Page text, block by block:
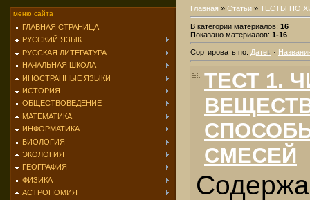
меню сайта
ГЛАВНАЯ СТРАНИЦА
РУССКИЙ ЯЗЫК
РУССКАЯ ЛИТЕРАТУРА
НАЧАЛЬНАЯ ШКОЛА
ИНОСТРАННЫЕ ЯЗЫКИ
ИСТОРИЯ
ОБЩЕСТВОВЕДЕНИЕ
МАТЕМАТИКА
ИНФОРМАТИКА
БИОЛОГИЯ
ЭКОЛОГИЯ
ГЕОГРАФИЯ
ФИЗИКА
АСТРОНОМИЯ
Главная » Статьи » ТЕСТЫ ПО
В категории материалов: 16
Показано материалов: 1-16
Сортировать по: Дате ·
ТЕСТ 1.
СМЕСЕЙ